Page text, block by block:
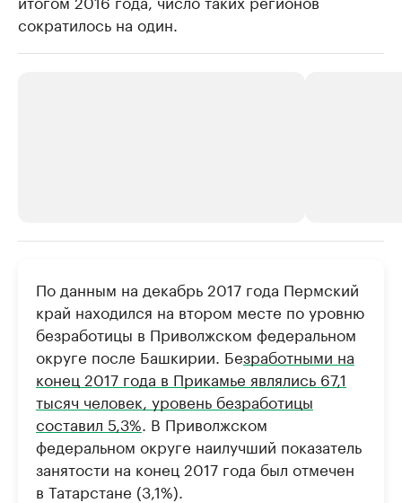
сократилось на один.
Крупнейшие производители и
продавцы медийной продукции
Ознакомьтесь с информацией в каталоге
Страховые
Посмотрите в
По данным на декабрь 2017 года Пермский
край находился на втором месте по уровню
безработицы в Приволжском федеральном
округе после Башкирии. Безработными на
конец 2017 года в Прикамье являлись 67,1
тысяч человек, уровень безработицы
составил 5,3% . В Приволжском
федеральном округе наилучший показатель
занятости на конец 2017 года был отмечен
в Татарстане (3,1%).